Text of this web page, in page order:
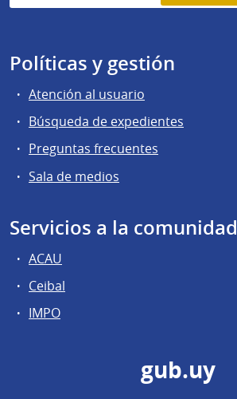
Políticas y gestión
Atención al usuario
Búsqueda de expedientes
Preguntas frecuentes
Sala de medios
Servicios a la comunidad
ACAU
Ceibal
IMPO
gub.uy